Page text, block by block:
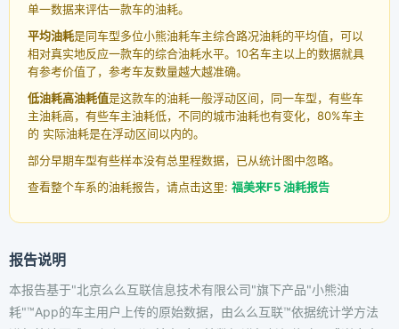
单一数据来评估一款车的油耗。
平均油耗是同车型多位小熊油耗车主综合路况油耗的平均值，可以
相对真实地反应一款车的综合油耗水平。10名车主以上的数据就具
有参考价值了，参考车友数量越大越准确。
低油耗高油耗值是这款车的油耗一般浮动区间，同一车型，有些车
主油耗高，有些车主油耗低，不同的城市油耗也有变化，80%车主
的 实际油耗是在浮动区间以内的。
部分早期车型有些样本没有总里程数据，已从统计图中忽略。
查看整个车系的油耗报告，请点击这里: 福美来F5 油耗报告
报告说明
本报告基于"北京么么互联信息技术有限公司"旗下产品"小熊油
耗"™App的车主用户上传的原始数据，由么么互联™依据统计学方法